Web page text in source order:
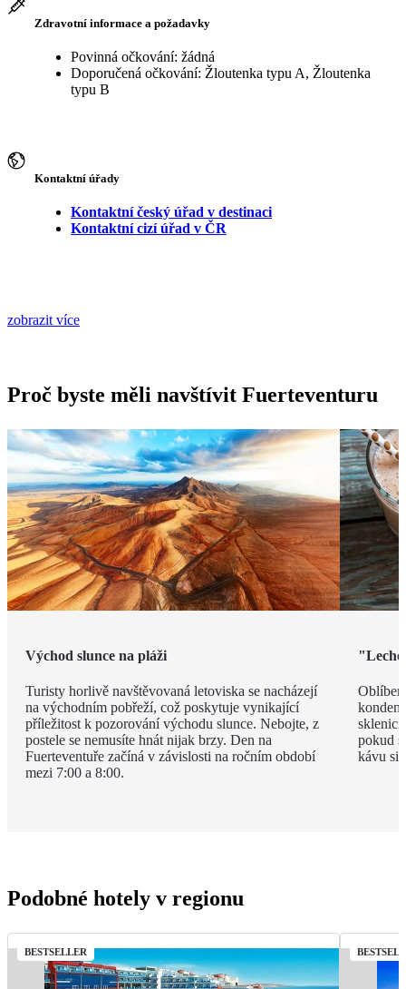
Zdravotní informace a požadavky
Povinná očkování: žádná
Doporučená očkování: Žloutenka typu A, Žloutenka
typu B
Kontaktní úřady
Kontaktní český úřad v destinaci
Kontaktní cizí úřad v ČR
zobrazit více
Proč byste měli navštívit Fuerteventuru
Východ slunce na pláži
Turisty horlivě navštěvovaná letoviska se nacházejí
na východním pobřeží, což poskytuje vynikající
příležitost k pozorování východu slunce. Nebojte, z
postele se nemusíte hnát nijak brzy. Den na
Fuerteventuře začíná v závislosti na ročním období
mezi 7:00 a 8:00.
pokud
kávu si
Podobné hotely v regionu
BESTSELLER